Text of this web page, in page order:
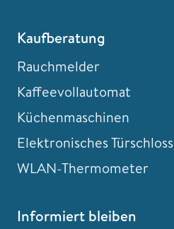
Kaufberatung
Rauchmelder
Kaffeevollautomat
Küchenmaschinen
Elektronisches Türschloss
WLAN-Thermometer
Informiert bleiben